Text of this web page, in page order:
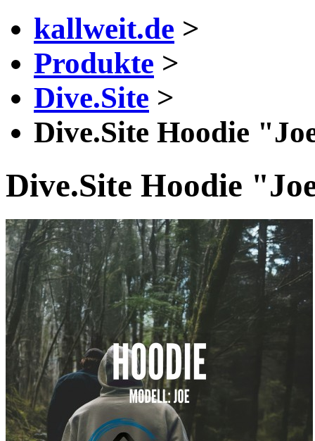
kallweit.de >
Produkte >
Dive.Site >
Dive.Site Hoodie
Dive.Site Hoodie